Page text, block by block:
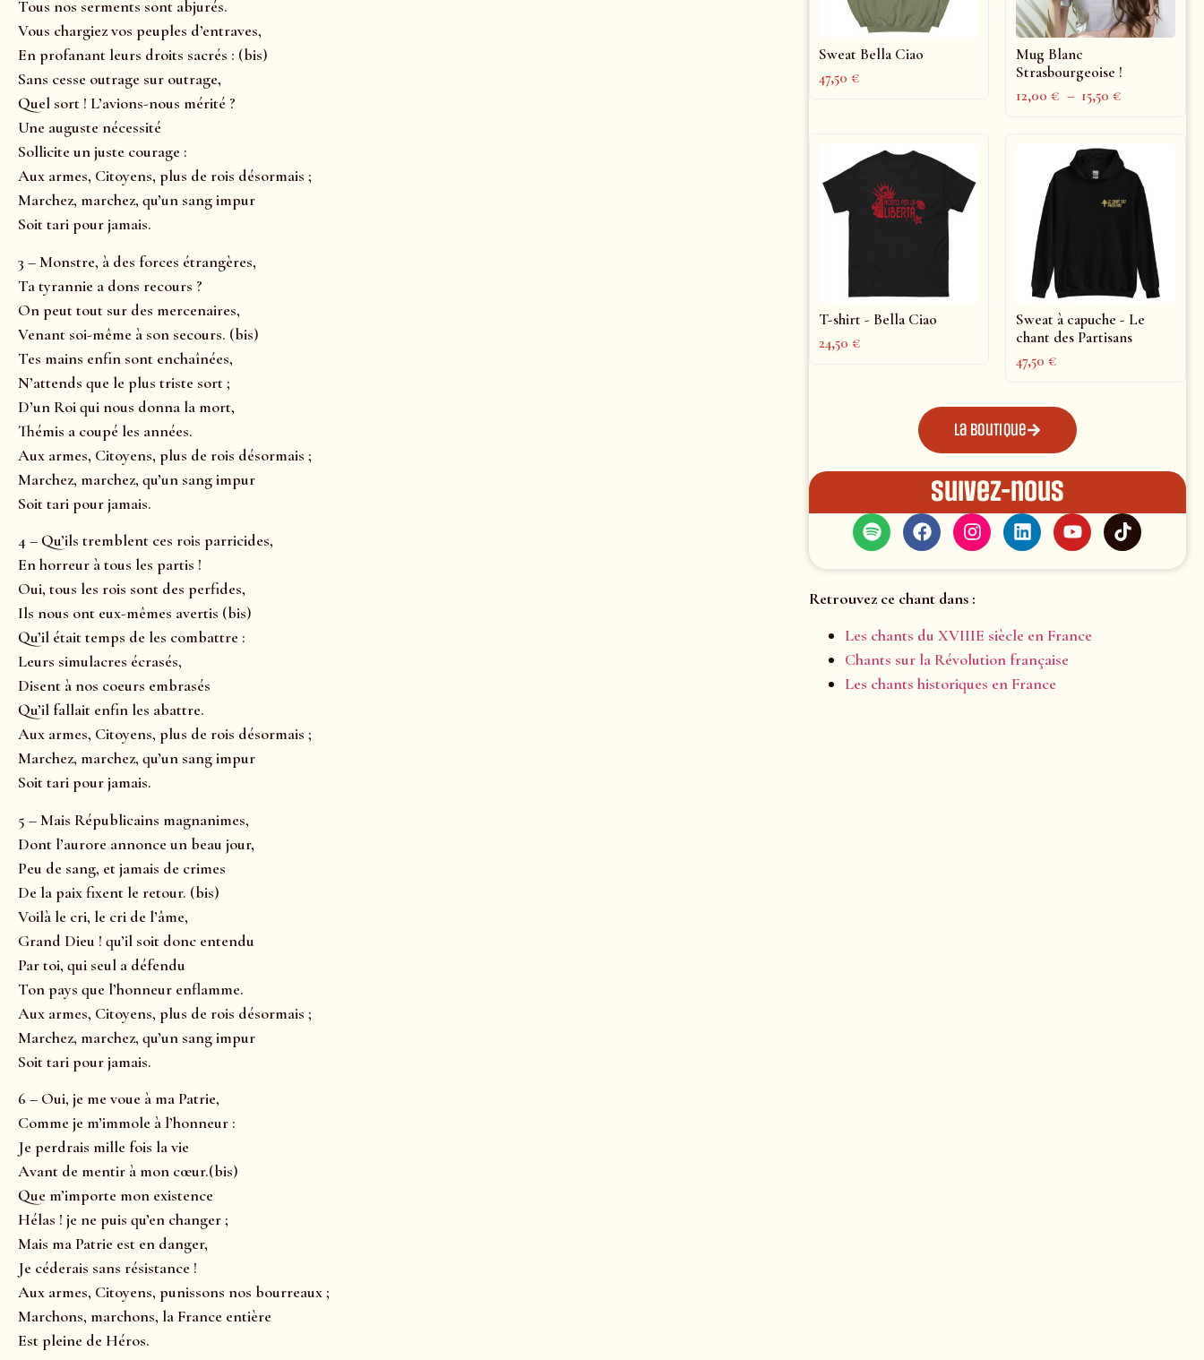
Tous nos serments sont abjurés.
Vous chargiez vos peuples d’entraves,
En profanant leurs droits sacrés : (bis)
Sans cesse outrage sur outrage,
Quel sort ! L’avions-nous mérité ?
Une auguste nécessité
Sollicite un juste courage :
Aux armes, Citoyens, plus de rois désormais ;
Marchez, marchez, qu’un sang impur
Soit tari pour jamais.
3 – Monstre, à des forces étrangères,
Ta tyrannie a dons recours ?
On peut tout sur des mercenaires,
Venant soi-même à son secours. (bis)
Tes mains enfin sont enchaînées,
N’attends que le plus triste sort ;
D’un Roi qui nous donna la mort,
Thémis a coupé les années.
Aux armes, Citoyens, plus de rois désormais ;
Marchez, marchez, qu’un sang impur
Soit tari pour jamais.
4 – Qu’ils tremblent ces rois parricides,
En horreur à tous les partis !
Oui, tous les rois sont des perfides,
Ils nous ont eux-mêmes avertis (bis)
Qu’il était temps de les combattre :
Leurs simulacres écrasés,
Disent à nos coeurs embrasés
Qu’il fallait enfin les abattre.
Aux armes, Citoyens, plus de rois désormais ;
Marchez, marchez, qu’un sang impur
Soit tari pour jamais.
5 – Mais Républicains magnanimes,
Dont l’aurore annonce un beau jour,
Peu de sang, et jamais de crimes
De la paix fixent le retour. (bis)
Voilà le cri, le cri de l’âme,
Grand Dieu ! qu’il soit donc entendu
Par toi, qui seul a défendu
Ton pays que l’honneur enflamme.
Aux armes, Citoyens, plus de rois désormais ;
Marchez, marchez, qu’un sang impur
Soit tari pour jamais.
6 – Oui, je me voue à ma Patrie,
Comme je m’immole à l’honneur :
Je perdrais mille fois la vie
Avant de mentir à mon cœur.(bis)
Que m’importe mon existence
Hélas ! je ne puis qu’en changer ;
Mais ma Patrie est en danger,
Je céderais sans résistance !
Aux armes, Citoyens, punissons nos bourreaux ;
Marchons, marchons, la France entière
Est pleine de Héros.
Sweat Bella Ciao
47,50€
Mug Blanc
Strasbourgeoise !
12,00€ – 15,50€
T-shirt - Bella Ciao
24,50€
Sweat à capuche - Le
chant des Partisans
47,50€
La boutique
Suivez-nous
Retrouvez ce chant dans :
Les chants du XVIIIE siècle en France
Chants sur la Révolution française
Les chants historiques en France